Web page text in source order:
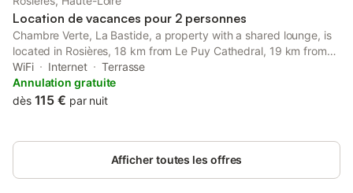
pièce de séjour, avec poêle à granulés, espace repas, et espace
cui
Location de vacances pour 2 personnes
Chambre Verte, La Bastide, a property with a shared lounge, is
located in Rosières, 18 km from Le Puy Cathedral, 19 km from
Saint-Michel d'Aiguilhe Church, as well as 26 km from Puy-en-
Velay Golf Club.
WiFi Internet
Terrasse
Annulation gratuite
dès 115 € par nuit
Afficher toutes les offres